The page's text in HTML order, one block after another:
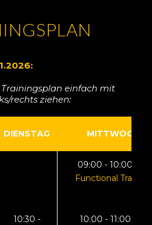
einfach mit
rechts ziehen:
DIENSTAG MITTWOCH
09:00 - 10:00 Uhr
Functional Training
10:30 -
10:00 - 11:00 Uhr